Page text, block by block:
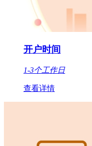
开户时间
1-3个工作日
查看详情